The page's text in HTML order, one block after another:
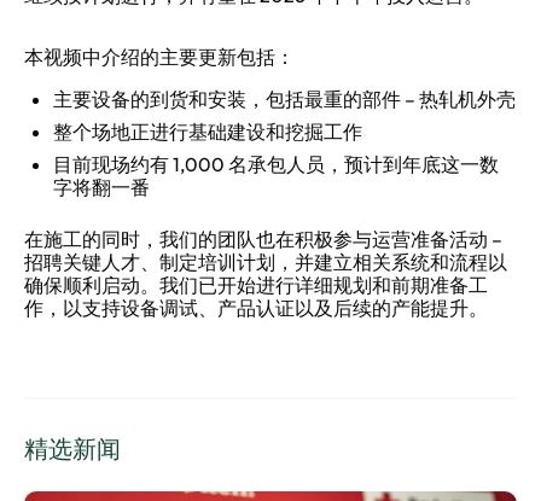
本视频中介绍的主要更新包括：
主要设备的到货和安装，包括最重的部件 – 热轧机外壳
整个场地正进行基础建设和挖掘工作
目前现场约有 1,000 名承包人员，预计到年底这一数
字将翻一番
在施工的同时，我们的团队也在积极参与运营准备活动 –
招聘关键人才、制定培训计划，并建立相关系统和流程以
确保顺利启动。我们已开始进行详细规划和前期准备工
作，以支持设备调试、产品认证以及后续的产能提升。
精选新闻